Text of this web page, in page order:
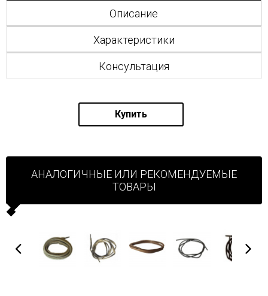
Описание
Характеристики
Консультация
Купить
АНАЛОГИЧНЫЕ ИЛИ РЕКОМЕНДУЕМЫЕ
ТОВАРЫ